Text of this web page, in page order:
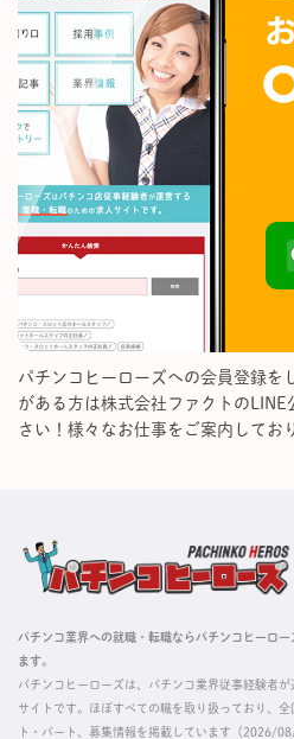
パチンコヒーローズへの会員登録を
がある方は株式会社ファクトの
さい！様々なお仕事をご案内してお
パチンコ業界への就職・転職ならパチンコヒーロ
ます。
パチンコヒーローズは、パチンコ業界従事経験者
サイトです。ほぼすべての職を取り扱っており、
ト・パート、募集情報を掲載しています（2026/